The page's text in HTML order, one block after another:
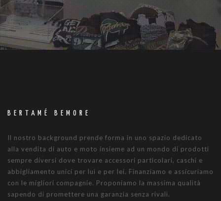
BERTAMÉ BEMORE
Il nostro background prende forma in uno spazio dedicato
alla vendita di auto e moto insieme ad un mondo di prodotti
sempre diversi dove trovare accessori particolari, caschi e
abbigliamento unici per lui e per lei. Finanziamo e assicuriamo
con le migliori compagnie. Proponiamo la massima qualità
sapendo di promettere una garanzia senza rivali.